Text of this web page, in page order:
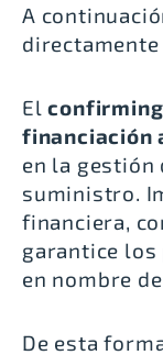
A
Elconfirming
financiación
en la gestión
suministro.
financiera,
garantice los
en nombre
De esta